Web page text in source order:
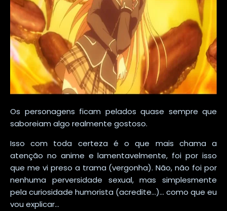
Os personagens ficam pelados quase sempre que
saboreiam algo realmente gostoso.
Isso com toda certeza é o que mais chama a
atenção no anime e lamentavelmente, foi por isso
que me vi preso a trama (vergonha). Não, não foi por
nenhuma perversidade sexual, mas simplesmente
pela curiosidade humorista (acredite...)... como que eu
vou explicar...